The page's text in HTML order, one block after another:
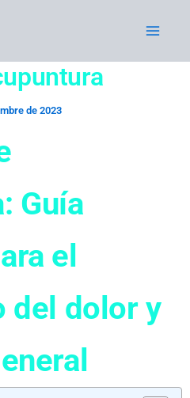
de 2023
Guía
el
del dolor y